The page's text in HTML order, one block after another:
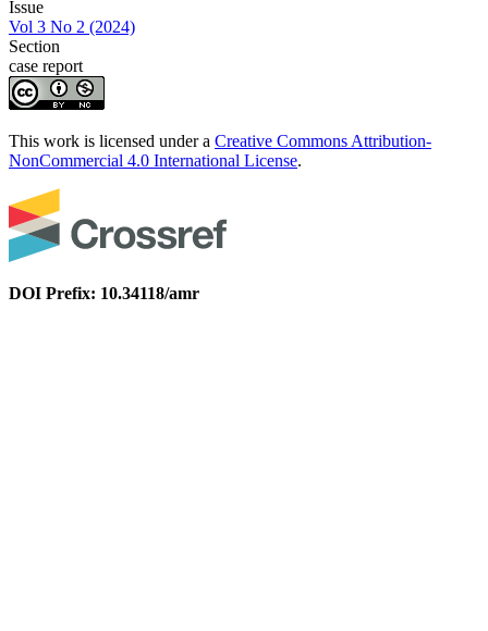
Issue
Vol 3 No 2 (2024)
Section
case report
This work is licensed under a Creative Commons Attribution-
NonCommercial 4.0 International License.
DOI Prefix: 10.34118/amr